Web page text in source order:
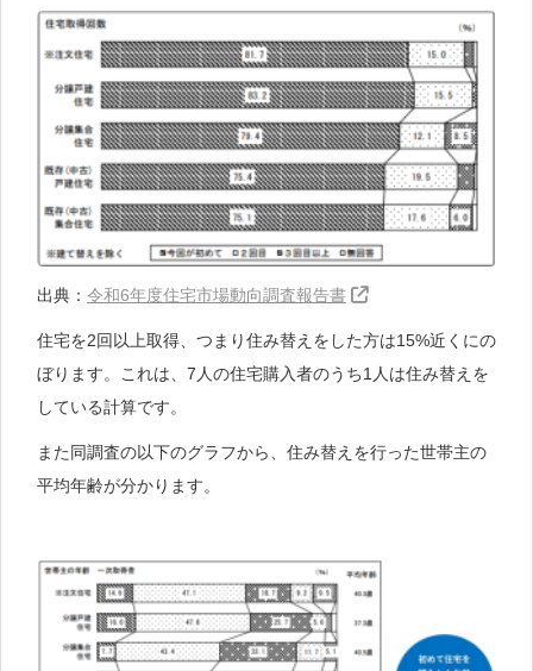
出典： 令和6年度住宅市場動向調査報告書
住宅を2回以上取得、つまり住み替えをした方は15%近くにの
ぼります。これは、7人の住宅購入者のうち1人は住み替えを
している計算です。
また同調査の以下のグラフから、住み替えを行った世帯主の
平均年齢が分かります。